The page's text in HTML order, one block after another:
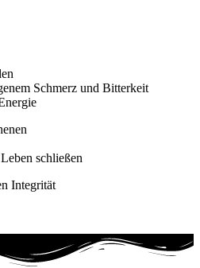
Schmerz und Bitterkeit
schließen
Integrität